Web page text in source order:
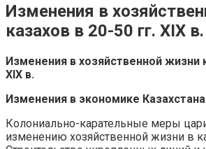
Изменения в
казахов в 20-50 гг. XIX в.
Изменения в хозяйственной жизни
XIX в.
Изменения в экономике
Колониально-карательные меры
изменению хозяйственной жизни в